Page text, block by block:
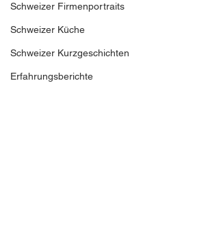
Schweizer Firmenportraits
Schweizer Küche
Schweizer Kurzgeschichten
Erfahrungsberichte